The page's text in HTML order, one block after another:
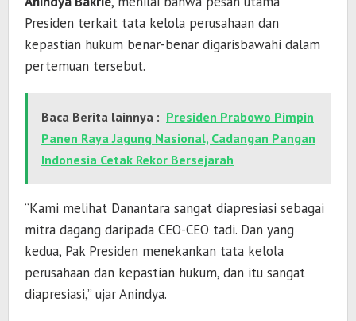
Presiden terkait tata kelola perusahaan dan
kepastian hukum benar-benar digarisbawahi dalam
pertemuan tersebut.
Baca Berita lainnya : Presiden Prabowo Pimpin
Panen Raya Jagung Nasional, Cadangan Pangan
Indonesia Cetak Rekor Bersejarah
“Kami melihat Danantara sangat diapresiasi sebagai
mitra dagang daripada CEO-CEO tadi. Dan yang
kedua, Pak Presiden menekankan tata kelola
perusahaan dan kepastian hukum, dan itu sangat
diapresiasi,” ujar Anindya.